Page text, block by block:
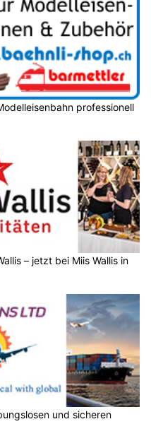
professionell
– jetzt bei Miis Wallis in
und sicheren